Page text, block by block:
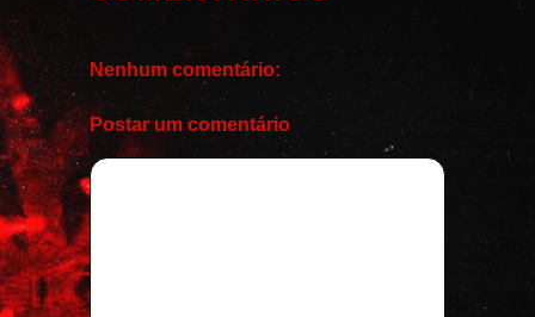
Nenhum comentário:
Postar um comentário